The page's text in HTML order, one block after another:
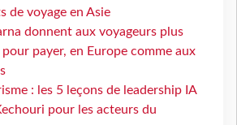
de voyage en Asie
donnent aux voyageurs plus
payer, en Europe comme aux
: les 5 leçons de leadership IA
pour les acteurs du